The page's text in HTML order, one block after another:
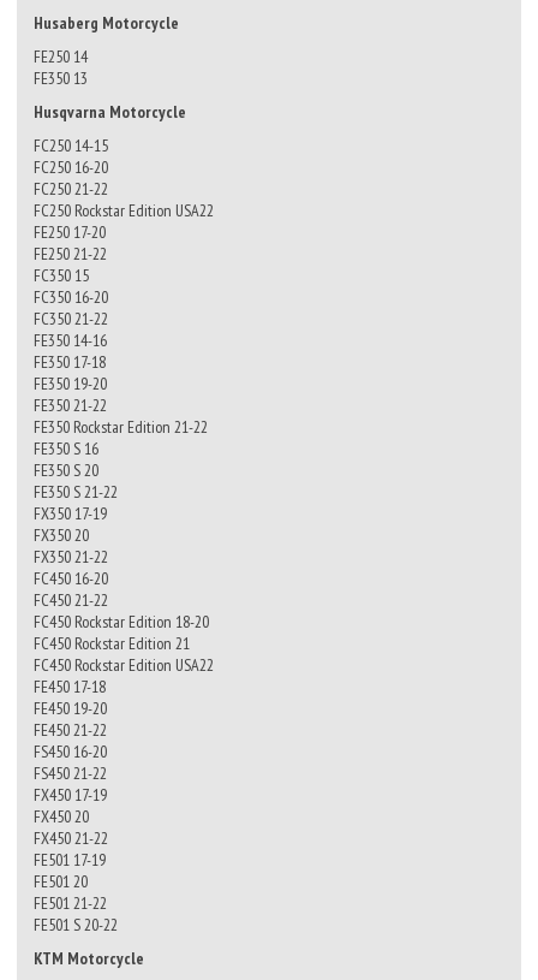
Husaberg Motorcycle
FE250 14
FE350 13
Husqvarna Motorcycle
FC250 14-15
FC250 16-20
FC250 21-22
FC250 Rockstar Edition USA22
FE250 17-20
FE250 21-22
FC350 15
FC350 16-20
FC350 21-22
FE350 14-16
FE350 17-18
FE350 19-20
FE350 21-22
FE350 Rockstar Edition 21-22
FE350 S 16
FE350 S 20
FE350 S 21-22
FX350 17-19
FX350 20
FX350 21-22
FC450 16-20
FC450 21-22
FC450 Rockstar Edition 18-20
FC450 Rockstar Edition 21
FC450 Rockstar Edition USA22
FE450 17-18
FE450 19-20
FE450 21-22
FS450 16-20
FS450 21-22
FX450 17-19
FX450 20
FX450 21-22
FE501 17-19
FE501 20
FE501 21-22
FE501 S 20-22
KTM Motorcycle